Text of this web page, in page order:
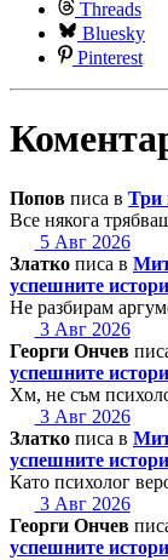
Threads
Bluesky
Pinterest
Попов писа в Три
Все някога
5 Авг 2026
Златко писа в
успешните
Не разбирам
3 Авг 2026
Георги Ончев
успешните
Хм, не съм
3 Авг 2026
Златко писа в
успешните
Като психолог
3 Авг 2026
Георги Ончев
успешните